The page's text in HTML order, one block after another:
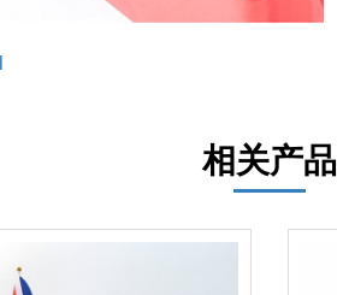
相关产品